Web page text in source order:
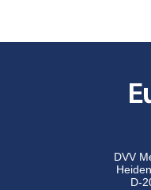
DVV
D-